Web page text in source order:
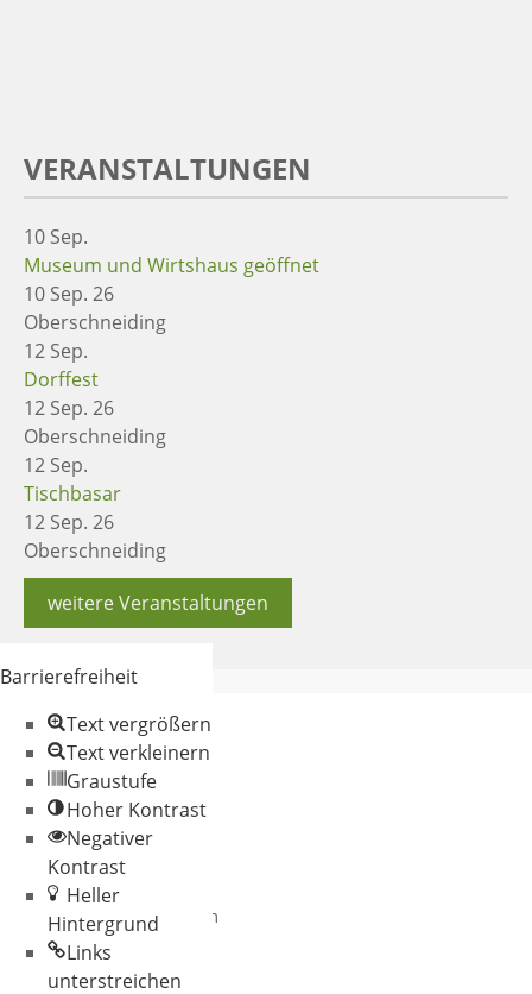
VERANSTALTUNGEN
10 Sep.
Museum und Wirtshaus geöffnet
10 Sep. 26
Oberschneiding
12 Sep.
Dorffest
12 Sep. 26
Oberschneiding
12 Sep.
Tischbasar
12 Sep. 26
Oberschneiding
weitere Veranstaltungen
© 2026 Gemeinde
Oberschneiding
Datenschutz
Impressum
Barrierefreiheit
Text vergrößern
Text verkleinern
Graustufe
Hoher Kontrast
Negativer
Kontrast
Heller
Hintergrund
Links
unterstreichen